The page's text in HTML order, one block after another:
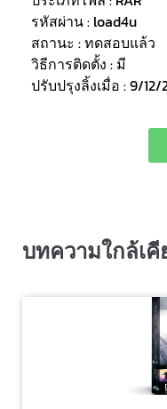
รหัสผ่าน : load4u
สถานะ : ทดสอบแล้ว
วิธีการติดตั้ง : มี
ปรับปรุงลิ้งเมื่อ : 9/12/
บทความใกล้เคี